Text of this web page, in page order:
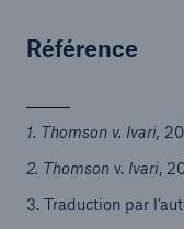
Référence
1. Thomson v. Ivari,
2. Thomson v. Ivari,
3. Traduction par